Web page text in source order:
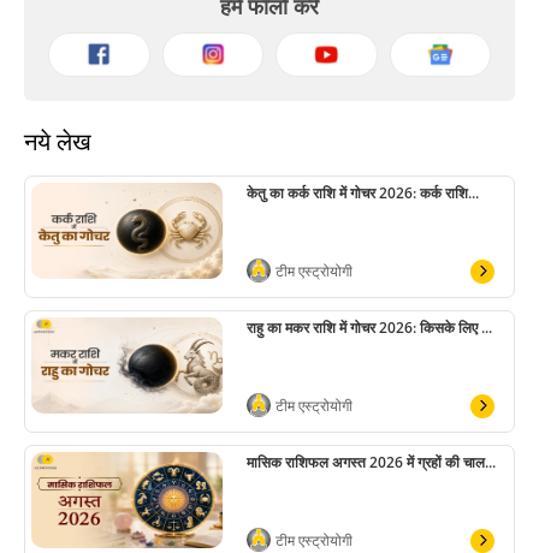
हमें फॉलो करें
नये लेख
केतु का कर्क राशि में गोचर 2026: कर्क राशि...
टीम एस्ट्रोयोगी
राहु का मकर राशि में गोचर 2026: किसके लिए ...
टीम एस्ट्रोयोगी
मासिक राशिफल अगस्त 2026 में ग्रहों की चाल...
टीम एस्ट्रोयोगी